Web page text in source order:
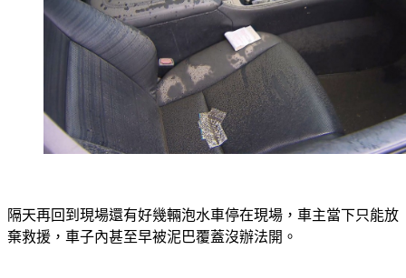
隔天再回到現場還有好幾輛泡水車停在現場，車主當下只能放
棄救援，車子內甚至早被泥巴覆蓋沒辦法開。